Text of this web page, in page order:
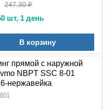
в
247,30 ₽
шт, 1 день
В корзину
прямой с наружной
NBPT SSC 8-01
нержавейка